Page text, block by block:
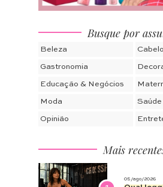
Busque por
Beleza
Gastronomia
Educação & Negócios
Moda
Opinião
Mais
05/ago/2026